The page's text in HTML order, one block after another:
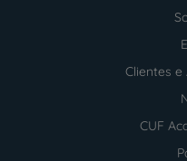
Clientes e
CUF